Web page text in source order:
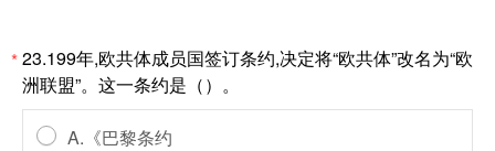
*23.199年,欧共体成员国签订条约,决定将“欧共体”改名为“欧
洲联盟”。这一条约是（）。
A.《巴黎条约